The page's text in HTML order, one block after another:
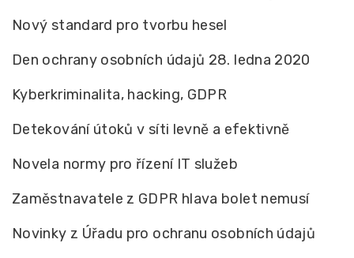
Nový standard pro tvorbu hesel
Den ochrany osobních údajů 28. ledna 2020
Kyberkriminalita, hacking, GDPR
Detekování útoků v síti levně a efektivně
Novela normy pro řízení IT služeb
Zaměstnavatele z GDPR hlava bolet nemusí
Novinky z Úřadu pro ochranu osobních údajů